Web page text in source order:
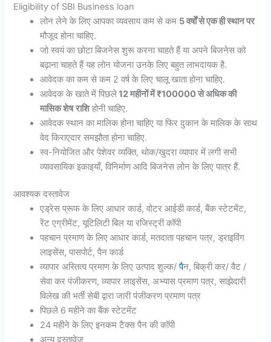
Eligibility of SBI Business loan
लोन लेने के लिए आपका व्यवसाय कम से कम 5 वर्षों से एक ही स्थान पर
मौजूद होना चाहिए.
जो स्वयं का छोटा बिजनेस शुरू करना चाहते हैं या अपने बिजनेस को
बढ़ाना चाहते हैं यह लोन योजना उनके लिए बहुत लाभदायक है.
आवेदक का कम से कम 2 वर्ष के लिए चालू खाता होना चाहिए.
आवेदक के खाते में पिछले12 महीनों में ₹100000 से अधिक की
मासिक शेष राशिहोनी चाहिए.
आवेदक स्थान का मालिक होना चाहिए या फिर दुकान के मालिक के साथ
वेद किराएदार समझौता होना चाहिए.
स्व-नियोजित और पेशेवर व्यक्ति, थोक/खुदरा व्यापार में लगी सभी
व्यावसायिक इकाइयाँ, विनिर्माण आदि बिजनेस लोन के लिए पात्र हैं.
आवश्यक दस्तावेज
एड्रेस प्रूफ के लिए आधार कार्ड, वोटर आईडी कार्ड, बैंक स्टेटमेंट,
रेंट एग्रीमेंट, यूटिलिटी बिल या रजिस्ट्री कॉपी
पहचान प्रमाण के लिए आधार कार्ड, मतदाता पहचान पत्र, ड्राइविंग
लाइसेंस, पासपोर्ट, पैन कार्ड
व्यापार अस्तित्व प्रमाण के लिए उत्पाद शुल्क/पैन, बिक्री कर/ वैट /
सेवा कर पंजीकरण, व्यापार लाइसेंस, अभ्यास प्रमाण पत्र, साझेदारी
विलेख की भर्ती सेबी द्वारा जारी पंजीकरण प्रमाण पत्र
पिछले 6 महीने का बैंक स्टेटमेंट
24 महीने के लिए इनकम टैक्स पैन की कॉपी
अन्य दस्तावेज